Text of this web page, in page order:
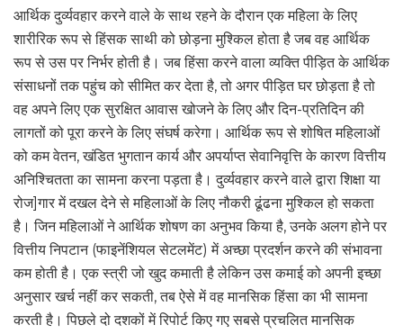
आर्थिक दुर्व्यवहार करने वाले के साथ रहने के दौरान एक महिला के लिए
शारीरिक रूप से हिंसक साथी को छोड़ना मुश्किल होता है जब वह आर्थिक
रूप से उस पर निर्भर होती है। जब हिंसा करने वाला व्यक्ति पीड़ित के आर्थिक
संसाधनों तक पहुंच को सीमित कर देता है, तो अगर पीड़ित घर छोड़ता है तो
वह अपने लिए एक सुरक्षित आवास खोजने के लिए और दिन-प्रतिदिन की
लागतों को पूरा करने के लिए संघर्ष करेगा। आर्थिक रूप से शोषित महिलाओं
को कम वेतन, खंडित भुगतान कार्य और अपर्याप्त सेवानिवृत्ति के कारण वित्तीय
अनिश्चितता का सामना करना पड़ता है। दुर्व्यवहार करने वाले द्वारा शिक्षा या
रोज]गार में दखल देने से महिलाओं के लिए नौकरी ढूंढना मुश्किल हो सकता
है। जिन महिलाओं ने आर्थिक शोषण का अनुभव किया है, उनके अलग होने पर
वित्तीय निपटान (फाइनेंशियल सेटलमेंट) में अच्छा प्रदर्शन करने की संभावना
कम होती है। एक स्त्री जो खुद कमाती है लेकिन उस कमाई को अपनी इच्छा
अनुसार खर्च नहीं कर सकती, तब ऐसे में वह मानसिक हिंसा का भी सामना
करती है। पिछले दो दशकों में रिपोर्ट किए गए सबसे प्रचलित मानसिक